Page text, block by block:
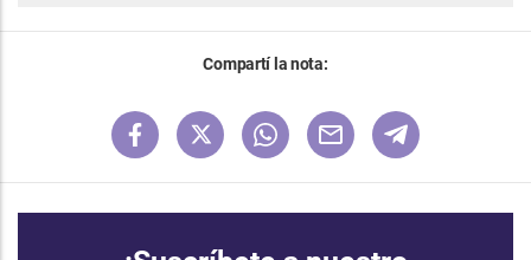
Compartí la nota: